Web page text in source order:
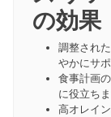
の効果
調整され
やかにサポ
食事計画
に役立ちま
高オレイ